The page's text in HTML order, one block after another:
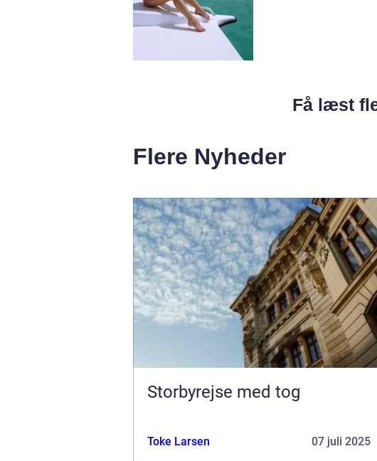
Få læst
Flere Nyheder
Storbyrejse med tog
Toke Larsen 07 juli 2025